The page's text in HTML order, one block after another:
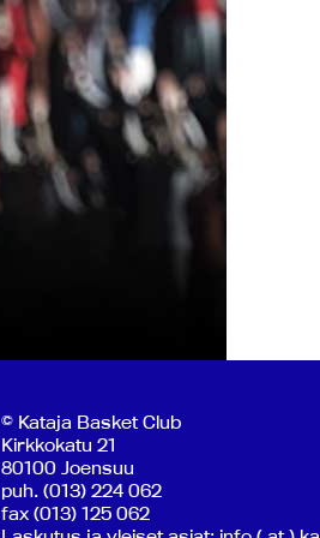
© Kataja Basket Club
Kirkkokatu 21
80100 Joensuu
puh. (013) 224 062
fax (013) 125 062